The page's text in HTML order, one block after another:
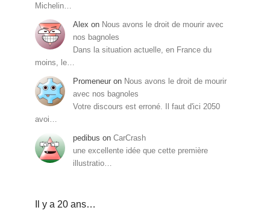
Michelin…
Alex on Nous avons le droit de mourir avec
nos bagnoles
Dans la situation actuelle, en France du
moins, le…
Promeneur on Nous avons le droit de mourir
avec nos bagnoles
Votre discours est erroné. Il faut d'ici 2050
avoi…
pedibus on CarCrash
une excellente idée que cette première
illustratio…
Il y a 20 ans…